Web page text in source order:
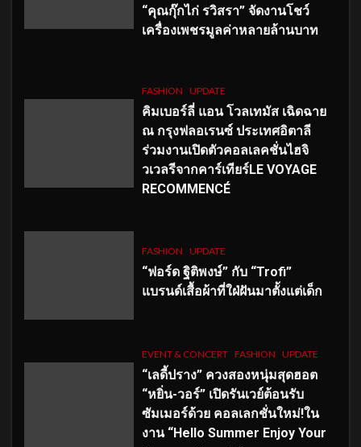
“คุณกุ๊กไก่ รวิสรา” จัดงานโชว์
เครื่องเพชรมูลค่าหลายล้านบาท
FASHION UPDATE
คิมเบอร์ลี่ แอน โวลเทมัส เฉิดฉาย
ณ กรุงฟลอเรนซ์ ประเทศอิตาลี
ร่วมงานเปิดตัวคอลเลคชั่นไฮจิ
วเวลรีจากคาร์เทียร์LE VOYAGE
RECOMMENCÉ
FASHION UPDATE
“ฟอร์ด ฐิติพงษ์” กับ “Trofi”
แบรนด์เสื้อผ้าที่ใฝ่ฝันมาตั้งแต่เด็ก
EVENT & CONCERT FASHION UPDATE
“เลดี้ปราง” ควงสองหนุ่มสุดฮอต
“หยิ่น-วอร์” เปิดรันเวย์ต้อนรับ
ซัมเมอร์ด้วย คอลเลกชั่นใหม่!ใน
งาน “Hello Summer Enjoy Your